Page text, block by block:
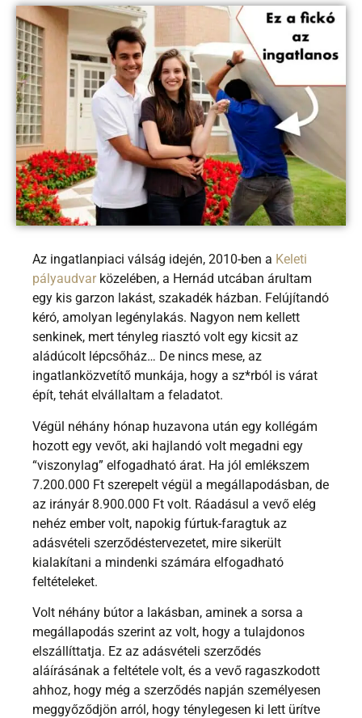
Az ingatlanpiaci válság idején, 2010-ben a Keleti
pályaudvarközelében, a Hernád utcában árultam
egy kis garzon lakást, szakadék házban. Felújítandó
kéró, amolyan legénylakás. Nagyon nem kellett
senkinek, mert tényleg riasztó volt egy kicsit az
aládúcolt lépcsőház… De nincs mese, az
ingatlanközvetítő munkája, hogy a sz*rból is várat
épít, tehát elvállaltam a feladatot.
Végül néhány hónap huzavona után egy kollégám
hozott egy vevőt, aki hajlandó volt megadni egy
“viszonylag” elfogadható árat. Ha jól emlékszem
7.200.000 Ft szerepelt végül a megállapodásban, de
az irányár 8.900.000 Ft volt. Ráadásul a vevő elég
nehéz ember volt, napokig fúrtuk-faragtuk az
adásvételi szerződéstervezetet, mire sikerült
kialakítani a mindenki számára elfogadható
feltételeket.
Volt néhány bútor a lakásban, aminek a sorsa a
megállapodás szerint az volt, hogy a tulajdonos
elszállíttatja. Ez az adásvételi szerződés
aláírásának a feltétele volt, és a vevő ragaszkodott
ahhoz, hogy még a szerződés napján személyesen
meggyőződjön arról, hogy ténylegesen ki lett ürítve